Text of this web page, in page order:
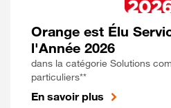
Orange est Élu
l'Année 2026
dans la catégorie Solutions
particuliers**
En savoir plus